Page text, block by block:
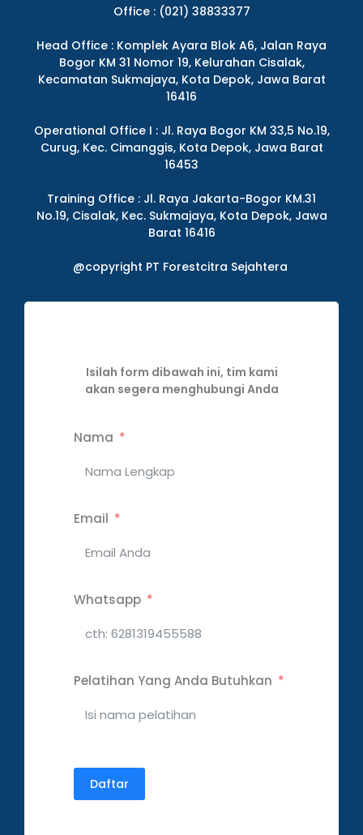
Office : (021) 38833377
Head Office : Komplek Ayara Blok A6, Jalan Raya
Bogor KM 31 Nomor 19, Kelurahan Cisalak,
Kecamatan Sukmajaya, Kota Depok, Jawa Barat
16416
Operational Office I : Jl. Raya Bogor KM 33,5 No.19,
Curug, Kec. Cimanggis, Kota Depok, Jawa Barat
16453
Training Office : Jl. Raya Jakarta-Bogor KM.31
No.19, Cisalak, Kec. Sukmajaya, Kota Depok, Jawa
Barat 16416
@copyright PT Forestcitra Sejahtera
Isilah form dibawah ini, tim kami
akan segera menghubungi Anda
Nama
Email
Whatsapp
Pelatihan Yang Anda Butuhkan
Daftar